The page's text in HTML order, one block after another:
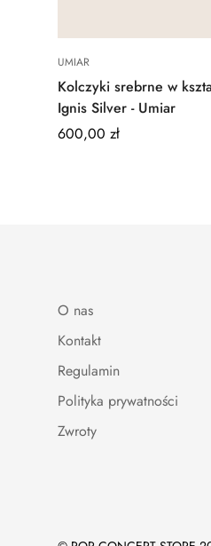
UMIAR
Kolczyki srebrne w
Ignis Silver - Umiar
Regular
600,00 zł
O nas
Kontakt
Regulamin
Polityka prywatności
Zwroty